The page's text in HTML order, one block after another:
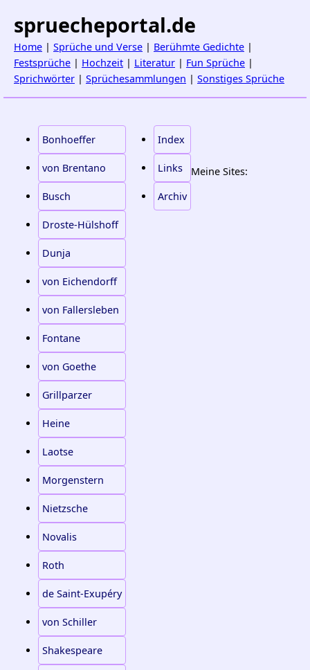
spruecheportal.de
Home | Sprüche und Verse | Berühmte Gedichte |
Festsprüche | Hochzeit | Literatur | Fun Sprüche |
Sprichwörter | Sprüchesammlungen | Sonstiges Sprüche
Bonhoeffer
von Brentano
Busch
Droste-Hülshoff
Dunja
von Eichendorff
von Fallersleben
Fontane
von Goethe
Grillparzer
Heine
Laotse
Morgenstern
Nietzsche
Novalis
Roth
de Saint-Exupéry
von Schiller
Shakespeare
Index
Links
Archiv
Meine Sites: